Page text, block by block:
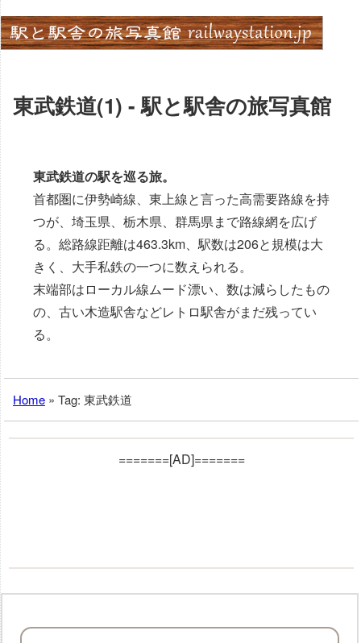
Skip
to
content
東武鉄道(1) - 駅と駅舎の旅写真館
東武鉄道の駅を巡る旅。
首都圏に伊勢崎線、東上線と言った高需要路線を持
つが、埼玉県、栃木県、群馬県まで路線網を広げ
る。総路線距離は463.3km、駅数は206と規模は大
きく、大手私鉄の一つに数えられる。
末端部はローカル線ムード漂い、数は減らしたもの
の、古い木造駅舎などレトロ駅舎がまだ残ってい
る。
Home » Tag: 東武鉄道
=======[AD]=======